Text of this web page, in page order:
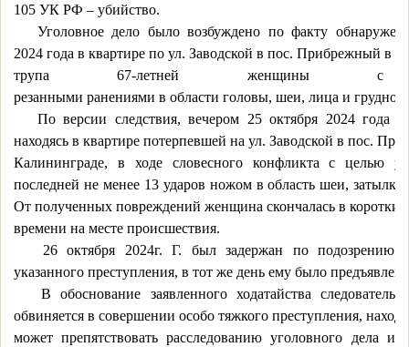
105 УК РФ – убийство.
Уголовное дело было возбуждено по факту
2024 года в квартире по ул. Заводской в пос. Прибрежный в
трупа
67-летней женщины
с
резанными ранениями в области головы, шеи, лица и грудной
По версии следствия, вечером 25 октября 2024 года
находясь в квартире потерпевшей на ул. Заводской в пос.
Калининграде,
в ходе словесного конфликта с целью
последней не менее 13 ударов ножом в область шеи, затылка,
От полученных повреждений женщина скончалась в короткий
времени на месте происшествия.
26
октября 2024г. Г. был задержан по подозрению
указанного преступления, в тот же день ему было предъявлено
В
обоснование заявленного ходатайства следователь
обвиняется в совершении особо тяжкого преступления,
может препятствовать расследованию уголовного дела